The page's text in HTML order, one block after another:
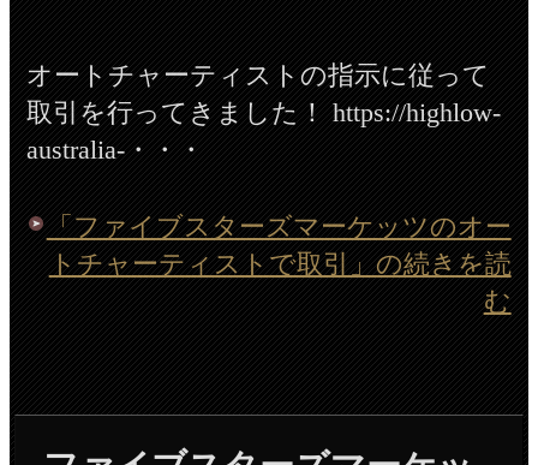
オートチャーティストの指示に従って
取引を行ってきました！ https://highlow-
australia-・・・
「ファイブスターズマーケッツのオー
トチャーティストで取引」の続きを読
む